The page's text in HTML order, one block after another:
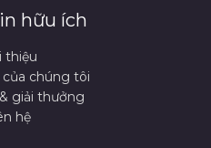
hữu ích
thiệu
của chúng tôi
giải thưởng
hệ